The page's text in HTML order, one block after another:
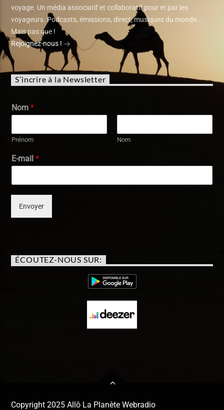
voyage. Un média associatif et collaboratif pour et par les
voyageurs. Podcasts, émissions, direct, musiques du monde...
Mais pas que !
Rejoignez-nous !
S’incrire à la Newsletter
Nom*
Prénom Nom
E-mail*
Envoyer
ÉCOUTEZ-NOUS SUR:
Copyright 2025 Allô La Planète Webradio